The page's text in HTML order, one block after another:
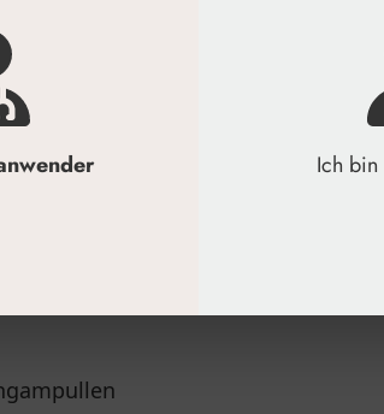
setzen.
sauber brechen.
desinfizieren.
Ich bin